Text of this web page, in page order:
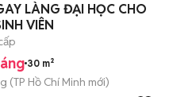
LÀNG ĐẠI HỌC CHO
VIÊN
30 m²
(TP Hồ Chí Minh mới)